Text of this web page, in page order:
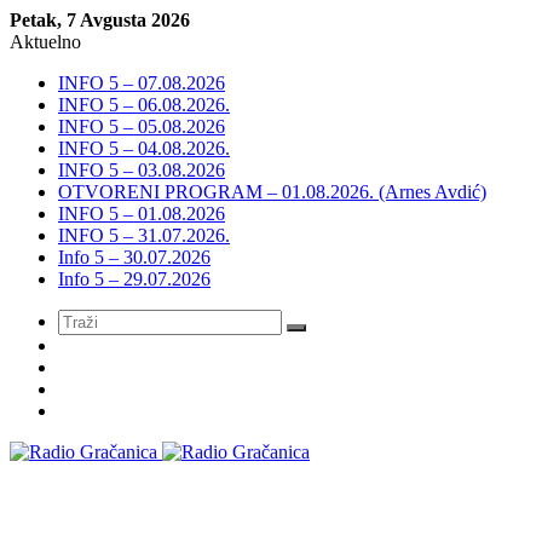
Petak, 7 Avgusta 2026
Aktuelno
INFO 5 – 07.08.2026
INFO 5 – 06.08.2026.
INFO 5 – 05.08.2026
INFO 5 – 04.08.2026.
INFO 5 – 03.08.2026
OTVORENI PROGRAM – 01.08.2026. (Arnes Avdić)
INFO 5 – 01.08.2026
INFO 5 – 31.07.2026.
Info 5 – 30.07.2026
Info 5 – 29.07.2026
Meni